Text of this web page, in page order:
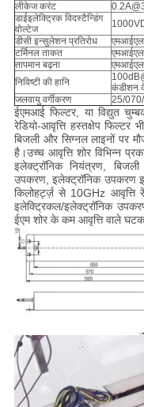
लीकेज करंट
डाईइलेक्ट्रिक विदस्टैन्डिंग
वोल्टेज
डीसी इन्सुलेशन प्रतिरोध
टर्मिनल ताकत
तापमान बढ़ना
निविष्टी की हानि
कंडीशन
जलवायु वर्गीकरण
25/
ईएमआई फिल्टर, या विद्युत
रेडियो-आवृत्ति हस्तक्षेप फिल्टर
बिजली और सिग्नल लाइनों पर
है।उच्च आवृत्ति शोर विभिन्न
इलेक्ट्रॉनिक नियंत्रण, बिजली
उपकरण, इलेक्ट्रॉनिक उपकरण
किलोहर्ट्ज़ से 10GHz आवृत्ति
इलेक्ट्रिकल/इलेक्ट्रॉनिक
ईएम शोर के कम आवृत्ति वाले